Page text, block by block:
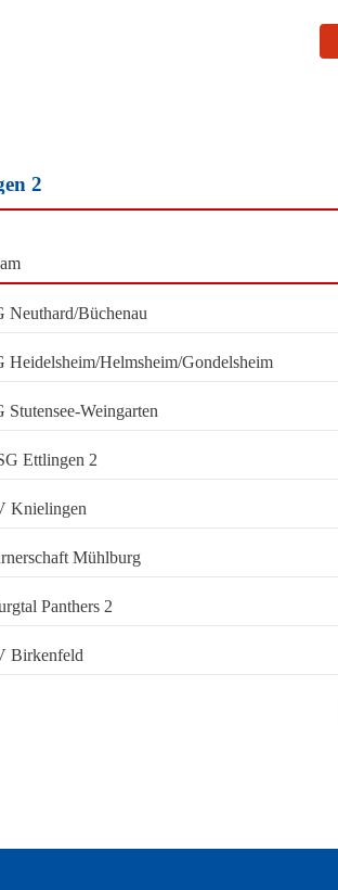
2
Neuthard/Büchenau
Heidelsheim/Helmsheim/Gondelsheim
Stutensee-Weingarten
Ettlingen 2
Knielingen
Mühlburg
Panthers 2
Birkenfeld